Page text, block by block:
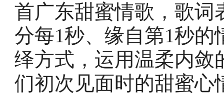
首广东甜蜜情歌，歌词
分每1秒、缘自第1秒
绎方式，运用温柔内敛
们初次见面时的甜蜜心